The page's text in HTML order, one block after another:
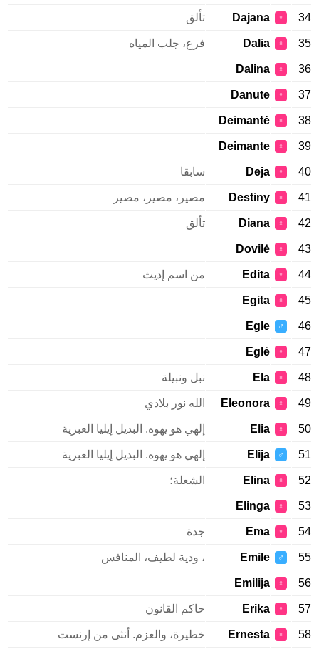
34
♀
Dajana تألق
35
♀
Dalia فرع، جلب المياه
36
♀
Dalina
37
♀
Danute
38
♀
Deimantė
39
♀
Deimante
40
♀
Deja سابقا
41
♀
Destiny مصير، مصير، مصير
42
♀
Diana تألق
43
♀
Dovilė
44
♀
Edita من اسم إديث
45
♀
Egita
46
♂
Egle
47
♀
Eglė
48
♀
Ela نبل ونبيلة
49
♀
Eleonora الله نور بلادي
50
♀
Elia إلهي هو يهوه. البديل إيليا العبرية
51
♂
Elija إلهي هو يهوه. البديل إيليا العبرية
52
♀
Elina الشعلة؛
53
♀
Elinga
54
♀
Ema جدة
55
♂
Emile ، ودية لطيف، المنافس
56
♀
Emilija
57
♀
Erika حاكم القانون
58
♀
Ernesta خطيرة، والعزم. أنثى من إرنست